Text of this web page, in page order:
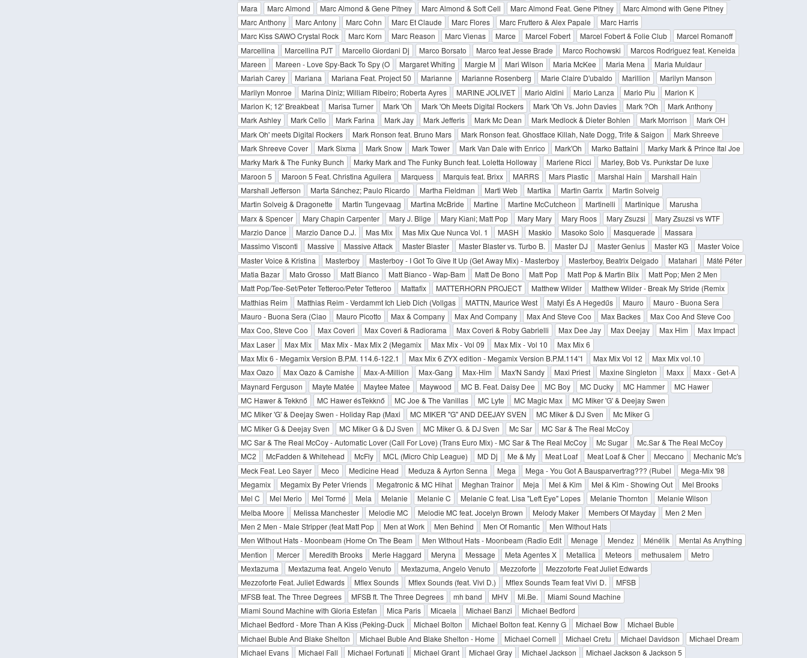
Mara
Marc Almond Marc Almond & Gene Pitney Marc Almond & Soft Cell Marc Almond Feat. Gene Pitney
Marc Almond with Gene Pitney
Marc Anthony
Marc Antony Marc Cohn Marc Et Claude Marc Flores Marc Fruttero & Alex Papale
Marc Harris
Marc Kiss SAWO Crystal Rock
Marc Korn Marc Reason Marc Vienas Marce Marcel Fobert Marcel Fobert & Folie Club
Marcel Romanoff
Marcellina
Marcellina PJT Marcello Giordani Dj Marco Borsato Marco feat Jesse Brade Marco Rochowski
Marcos Rodriguez feat. Keneida
Mareen
Mareen - Love Spy-Back To Spy (O Margaret Whiting Margie M Mari Wilson Maria McKee Maria Mena
Maria Muldaur
Mariah Carey
Mariana Mariana Feat. Project 50 Marianne Marianne Rosenberg Marie Claire D'ubaldo Marillion
Marilyn Manson
Marilyn Monroe
Marina Diniz; William Ribeiro; Roberta Ayres MARINE JOLIVET Mario Aldini Mario Lanza Mario Piu
Marion K
Marion K; 12' Breakbeat
Marisa Turner Mark 'Oh Mark 'Oh Meets Digital Rockers Mark 'Oh Vs. John Davies Mark ?Oh
Mark Anthony
Mark Ashley
Mark Cello Mark Farina Mark Jay Mark Jefferis Mark Mc Dean Mark Medlock & Dieter Bohlen Mark Morrison
Mark OH
Mark Oh' meets Digital Rockers
Mark Ronson feat. Bruno Mars Mark Ronson feat. Ghostface Killah, Nate Dogg, Trife & Saigon
Mark Shreeve
Mark Shreeve Cover
Mark Sixma Mark Snow Mark Tower Mark Van Dale with Enrico Mark'Oh Marko Battaini
Marky Mark & Prince Ital Joe
Marky Mark & The Funky Bunch
Marky Mark and The Funky Bunch feat. Loletta Holloway Marlene Ricci
Marley, Bob Vs. Punkstar De luxe
Maroon 5
Maroon 5 Feat. Christina Aguilera Marquess Marquis feat. Brixx MARRS Mars Plastic Marshal Hain
Marshall Hain
Marshall Jefferson
Marta Sánchez; Paulo Ricardo Martha Fieldman Marti Web Martika Martin Garrix
Martin Solveig
Martin Solveig & Dragonette
Martin Tungevaag Martina McBride Martine Martine McCutcheon Martinelli Martinique
Marusha
Marx & Spencer
Mary Chapin Carpenter Mary J. Blige Mary Kiani; Matt Pop Mary Mary Mary Roos Mary Zsuzsi
Mary Zsuzsi vs WTF
Marzio Dance
Marzio Dance D.J. Mas Mix Mas Mix Que Nunca Vol. 1 MASH Maskio Masoko Solo Masquerade
Massara
Massimo Visconti
Massive Massive Attack Master Blaster Master Blaster vs. Turbo B. Master DJ Master Genius Master KG
Master Voice
Master Voice & Kristina
Masterboy Masterboy - I Got To Give It Up (Get Away Mix) - Masterboy Masterboy, Beatrix Delgado Matahari
Máté Péter
Matia Bazar
Mato Grosso Matt Bianco Matt Bianco - Wap-Bam Matt De Bono Matt Pop Matt Pop & Martin Blix
Matt Pop; Men 2 Men
Matt Pop/Tee-Set/Peter Tetteroo/Peter Tetteroo
Mattafix MATTERHORN PROJECT Matthew Wilder
Matthew Wilder - Break My Stride (Remix
Matthias Reim
Matthias Reim - Verdammt Ich Lieb Dich (Vollgas MATTN, Maurice West Matyi És A Hegedűs Mauro
Mauro - Buona Sera
Mauro - Buona Sera (Ciao
Mauro Picotto Max & Company Max And Company Max And Steve Coo Max Backes
Max Coo And Steve Coo
Max Coo, Steve Coo
Max Coveri Max Coveri & Radiorama Max Coveri & Roby Gabrielli Max Dee Jay Max Deejay Max Him
Max Impact
Max Laser
Max Mix Max Mix - Max Mix 2 (Megamix Max Mix - Vol 09 Max Mix - Vol 10
Max Mix 6
Max Mix 6 - Megamix Version B.P.M. 114.6-122.1
Max Mix 6 ZYX edition - Megamix Version B.P.M.114'1 Max Mix Vol 12
Max Mix vol.10
Max Oazo
Max Oazo & Camishe Max-A-Million Max-Gang Max-Him Max'N Sandy Maxi Priest Maxine Singleton Maxx
Maxx - Get-A
Maynard Ferguson
Mayte Matée Maytee Matee Maywood MC B. Feat. Daisy Dee MC Boy MC Ducky MC Hammer
MC Hawer
MC Hawer & Tekknő
MC Hawer ésTekknő MC Joe & The Vanillas MC Lyte MC Magic Max
MC Miker 'G' & Deejay Swen
MC Miker 'G' & Deejay Swen - Holiday Rap (Maxi
MC MIKER "G" AND DEEJAY SVEN MC Miker & DJ Sven
Mc Miker G
MC Miker G & Deejay Sven
MC Miker G & DJ Sven MC Miker G. & DJ Sven Mc Sar
MC Sar & The Real McCoy
MC Sar & The Real McCoy - Automatic Lover (Call For Love) (Trans Euro Mix) - MC Sar & The Real McCoy
Mc Sugar
Mc.Sar & The Real McCoy
MC2
McFadden & Whitehead McFly MCL (Micro Chip League) MD Dj Me & My Meat Loaf Meat Loaf & Cher Meccano
Mechanic Mc's
Meck Feat. Leo Sayer
Meco Medicine Head Meduza & Ayrton Senna Mega Mega - You Got A Bausparvertrag??? (Rubel
Mega-Mix '98
Megamix
Megamix By Peter Vriends Megatronic & MC Hihat Meghan Trainor Meja Mel & Kim Mel & Kim - Showing Out
Mel Brooks
Mel C
Mel Merio Mel Tormé Mela Melanie Melanie C Melanie C feat. Lisa "Left Eye" Lopes Melanie Thornton
Melanie Wilson
Melba Moore
Melissa Manchester Melodie MC Melodie MC feat. Jocelyn Brown Melody Maker Members Of Mayday
Men 2 Men
Men 2 Men - Male Stripper (feat Matt Pop
Men at Work Men Behind Men Of Romantic
Men Without Hats
Men Without Hats - Moonbeam (Home On The Beam
Men Without Hats - Moonbeam (Radio Edit Menage Mendez Ménélik
Mental As Anything
Mention
Mercer Meredith Brooks Merle Haggard Meryna Message Meta Agentes X Metallica Meteors methusalem
Metro
Mextazuma
Mextazuma feat. Angelo Venuto Mextazuma, Angelo Venuto Mezzoforte
Mezzoforte Feat Juliet Edwards
Mezzoforte Feat. Juliet Edwards
Mflex Sounds Mflex Sounds (feat. Vivi D.) Mflex Sounds Team feat Vivi D.
MFSB
MFSB feat. The Three Degrees
MFSB ft. The Three Degrees mh band MHV Mi.Be.
Miami Sound Machine
Miami Sound Machine with Gloria Estefan
Mica Paris Micaela Michael Banzi
Michael Bedford
Michael Bedford - More Than A Kiss (Peking-Duck
Michael Bolton Michael Bolton feat. Kenny G Michael Bow
Michael Buble
Michael Buble And Blake Shelton
Michael Buble And Blake Shelton - Home Michael Cornell Michael Cretu Michael Davidson
Michael Dream
Michael Evans
Michael Fall Michael Fortunati Michael Grant Michael Gray Michael Jackson
Michael Jackson & Jackson 5